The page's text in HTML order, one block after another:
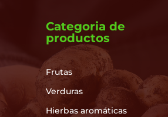
Categoria de
productos
Frutas
Verduras
Hierbas aromáticas